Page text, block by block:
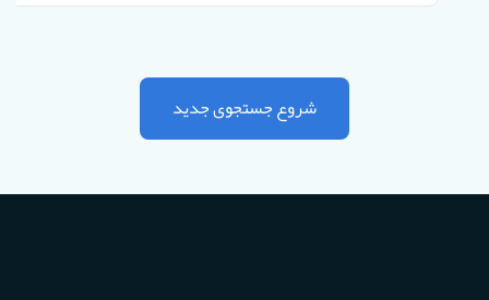
شروع جستجوی جدید